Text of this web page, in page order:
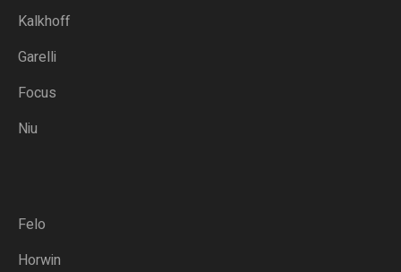
Kalkhoff
Garelli
Focus
Niu
Felo
Horwin